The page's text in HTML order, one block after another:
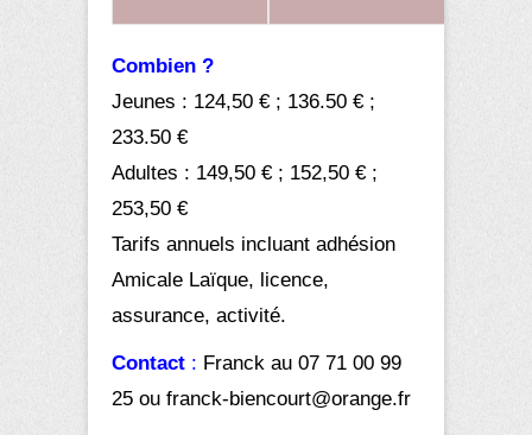
Combien ?
Jeunes : 124,50 € ; 136.50 € ;
233.50 €
Adultes : 149,50 € ; 152,50 € ;
253,50 €
Tarifs annuels incluant adhésion
Amicale Laïque, licence,
assurance, activité.
Contact : Franck au 07 71 00 99
25 ou franck-biencourt@orange.fr